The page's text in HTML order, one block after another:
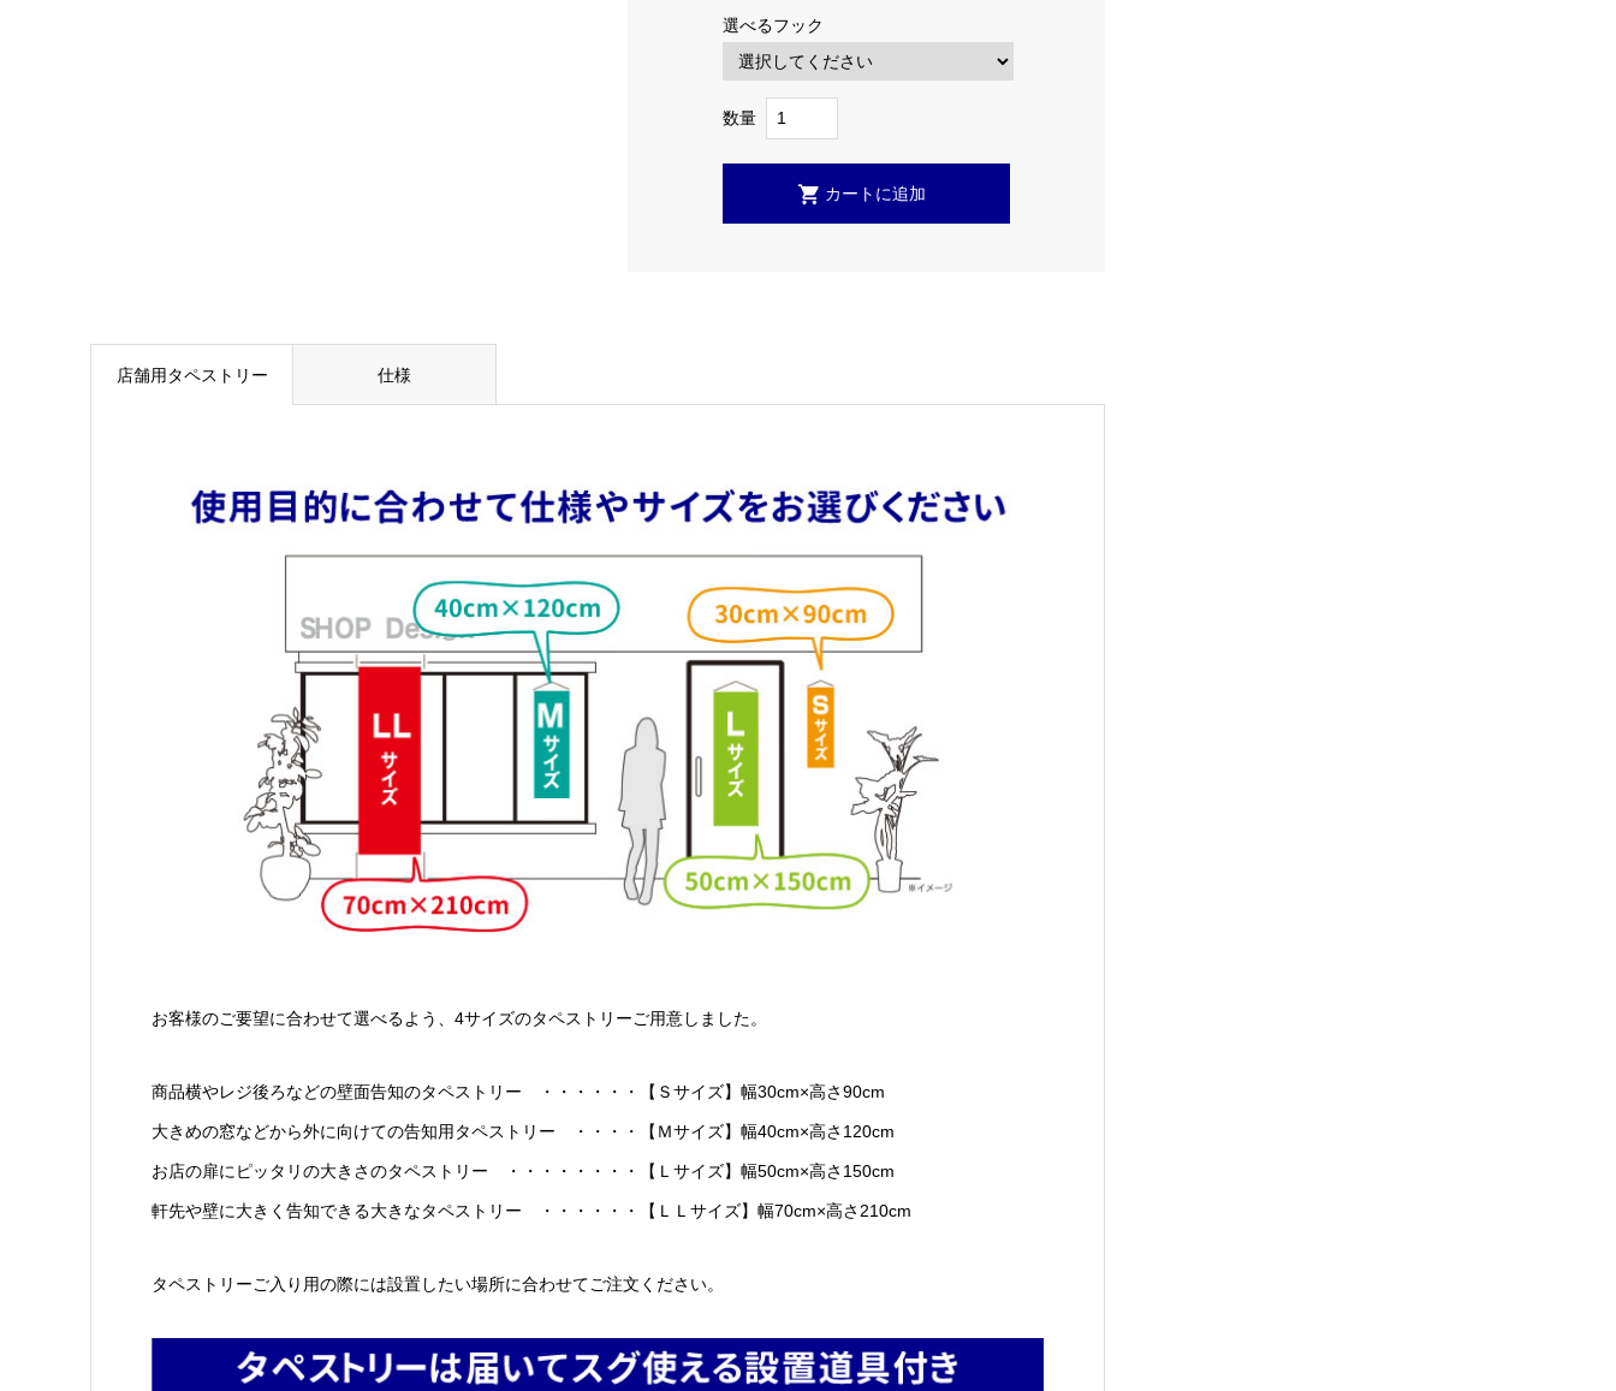
選べるフック
数量
店舗用タペストリー 仕様
お客様のご要望に合わせて選べるよう、4サイズのタペストリーご用意しました。
商品横やレジ後ろなどの壁面告知のタペストリー ・・・・・・【Ｓサイズ】幅30cm×高さ90cm
大きめの窓などから外に向けての告知用タペストリー ・・・・【Ｍサイズ】幅40cm×高さ120cm
お店の扉にピッタリの大きさのタペストリー ・・・・・・・・【Ｌサイズ】幅50cm×高さ150cm
軒先や壁に大きく告知できる大きなタペストリー ・・・・・・【ＬＬサイズ】幅70cm×高さ210cm
タペストリーご入り用の際には設置したい場所に合わせてご注文ください。